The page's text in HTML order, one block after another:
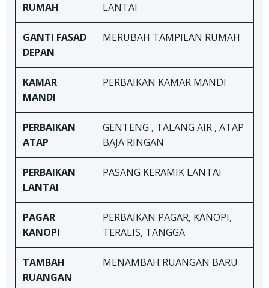
RUMAH
LANTAI
GANTI FASAD
DEPAN
MERUBAH TAMPILAN RUMAH
KAMAR
MANDI
PERBAIKAN KAMAR MANDI
PERBAIKAN
ATAP
GENTENG , TALANG AIR , ATAP
BAJA RINGAN
PERBAIKAN
LANTAI
PASANG KERAMIK LANTAI
PAGAR
KANOPI
PERBAIKAN PAGAR, KANOPI,
TERALIS, TANGGA
TAMBAH
RUANGAN
MENAMBAH RUANGAN BARU